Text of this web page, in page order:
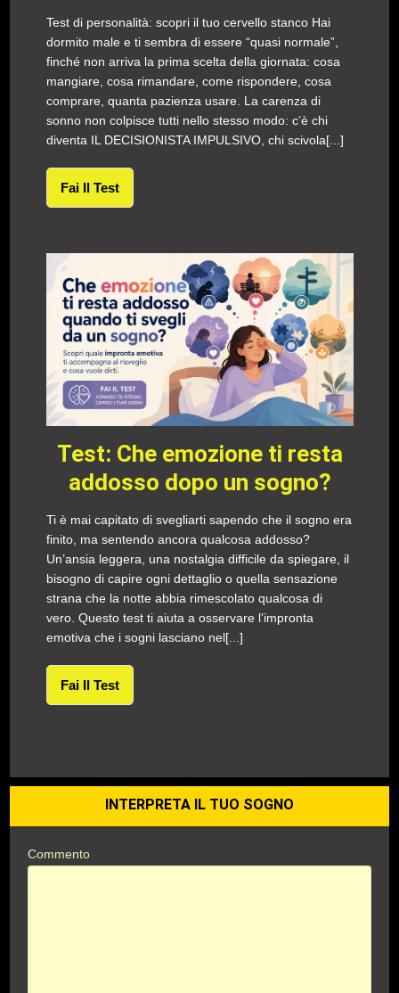
Test di personalità: scopri il tuo cervello stanco Hai
dormito male e ti sembra di essere “quasi normale”,
finché non arriva la prima scelta della giornata: cosa
mangiare, cosa rimandare, come rispondere, cosa
comprare, quanta pazienza usare. La carenza di
sonno non colpisce tutti nello stesso modo: c’è chi
diventa IL DECISIONISTA IMPULSIVO, chi scivola[...]
Fai Il Test
Test: Che emozione ti resta
addosso dopo un sogno?
Ti è mai capitato di svegliarti sapendo che il sogno era
finito, ma sentendo ancora qualcosa addosso?
Un’ansia leggera, una nostalgia difficile da spiegare, il
bisogno di capire ogni dettaglio o quella sensazione
strana che la notte abbia rimescolato qualcosa di
vero. Questo test ti aiuta a osservare l’impronta
emotiva che i sogni lasciano nel[...]
Fai Il Test
INTERPRETA IL TUO SOGNO
Commento